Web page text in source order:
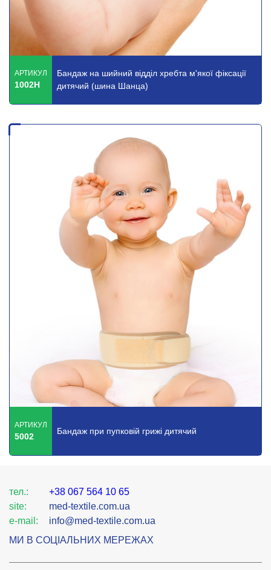
АРТИКУЛ
1002Н
Бандаж на шийний відділ хребта м'якої фіксації
дитячий (шина Шанца)
АРТИКУЛ
5002
Бандаж при пупковій грижі дитячий
тел.:
+38 067 564 10 65
site:
med-textile.com.ua
e-mail:
info@med-textile.com.ua
МИ В СОЦІАЛЬНИХ МЕРЕЖАХ